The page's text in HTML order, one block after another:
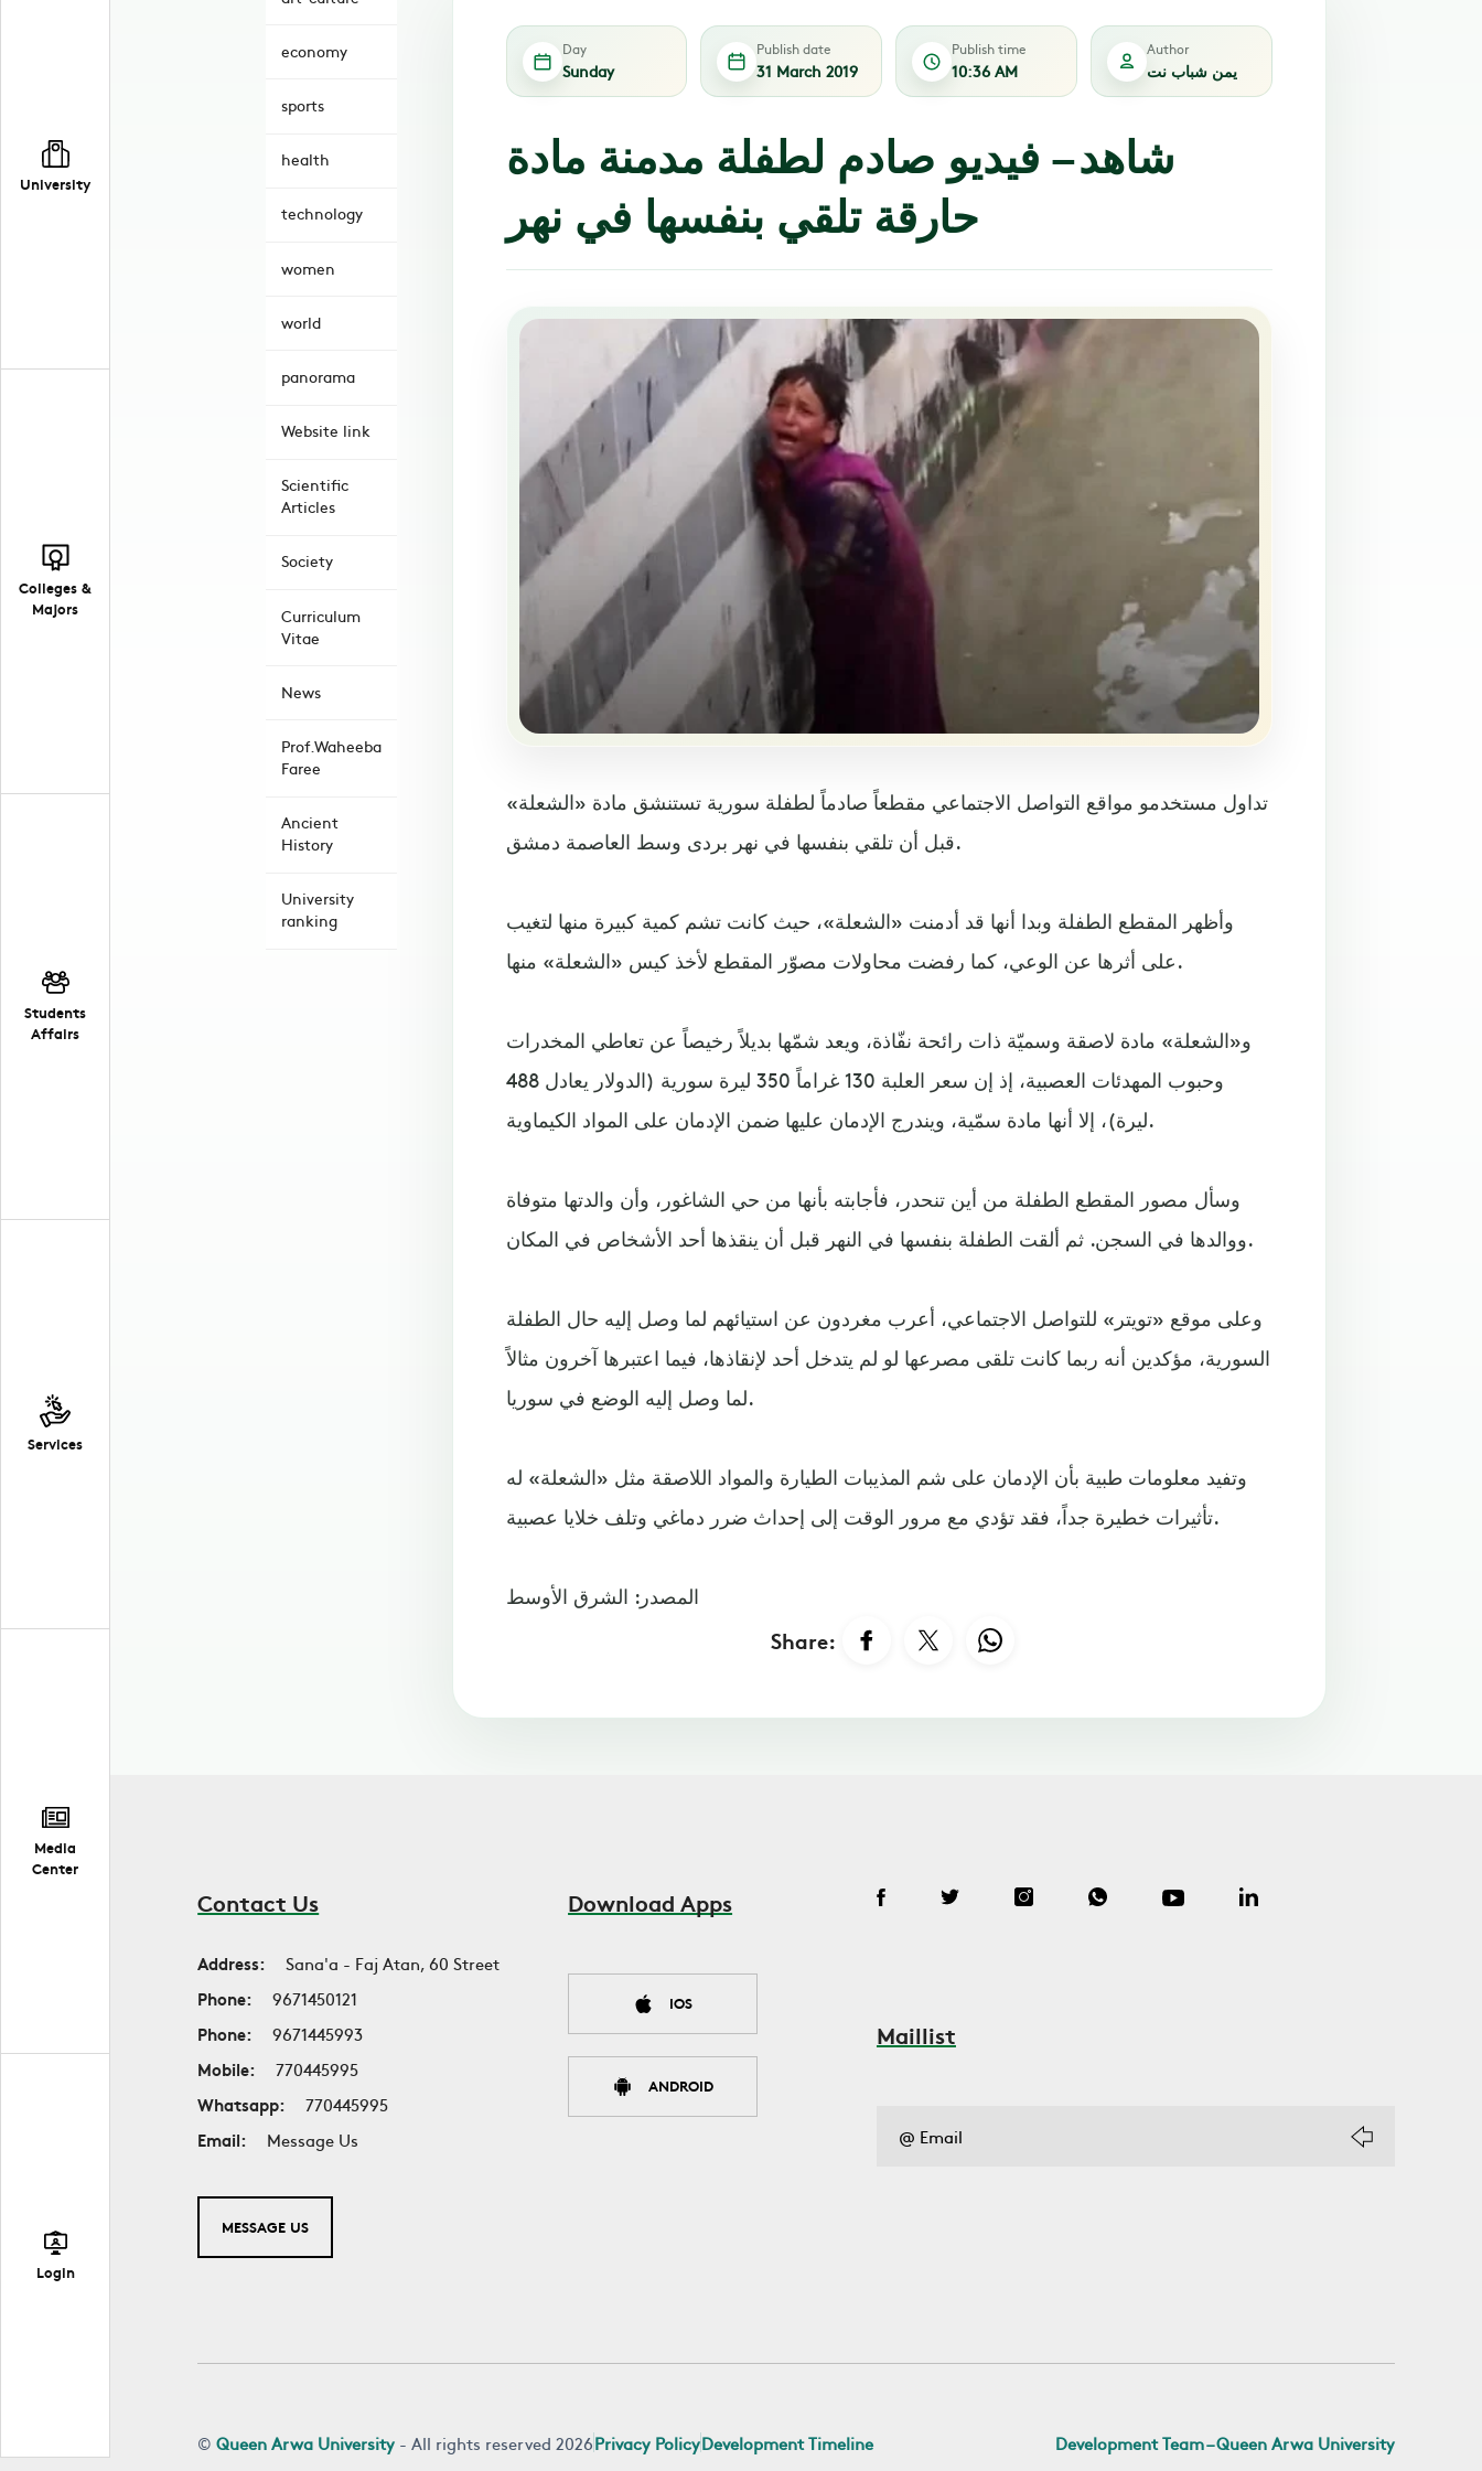
University
Colleges &
Majors
Students
Affairs
Services
Media
Center
Login
economy
sports
health
technology
women
world
panorama
Website link
Scientific
Articles
Society
Curriculum
Vitae
News
Prof.Waheeba
Faree
Ancient
History
University
ranking
Day
Sunday
Publish date
31 March 2019
Publish time
10:36 AM
Author
يمن شباب نت
شاهد – فيديو صادم لطفلة مدمنة مادة
حارقة تلقي بنفسها في نهر
تداول مستخدمو مواقع التواصل الاجتماعي مقطعاً صادماً لطفلة سورية تستنشق مادة «الشعلة»
قبل أن تلقي بنفسها في نهر بردى وسط العاصمة دمشق.
وأظهر المقطع الطفلة وبدا أنها قد أدمنت «الشعلة»، حيث كانت تشم كمية كبيرة منها لتغيب
على أثرها عن الوعي، كما رفضت محاولات مصوّر المقطع لأخذ كيس «الشعلة» منها.
و«الشعلة» مادة لاصقة وسميّة ذات رائحة نفّاذة، ويعد شمّها بديلاً رخيصاً عن تعاطي المخدرات
وحبوب المهدئات العصبية، إذ إن سعر العلبة 130 غراماً 350 ليرة سورية (الدولار يعادل 488
ليرة)، إلا أنها مادة سمّية، ويندرج الإدمان عليها ضمن الإدمان على المواد الكيماوية.
وسأل مصور المقطع الطفلة من أين تنحدر، فأجابته بأنها من حي الشاغور، وأن والدتها متوفاة
ووالدها في السجن. ثم ألقت الطفلة بنفسها في النهر قبل أن ينقذها أحد الأشخاص في المكان.
وعلى موقع «تويتر» للتواصل الاجتماعي، أعرب مغردون عن استيائهم لما وصل إليه حال الطفلة
السورية، مؤكدين أنه ربما كانت تلقى مصرعها لو لم يتدخل أحد لإنقاذها، فيما اعتبرها آخرون مثالاً
لما وصل إليه الوضع في سوريا.
وتفيد معلومات طبية بأن الإدمان على شم المذيبات الطيارة والمواد اللاصقة مثل «الشعلة» له
تأثيرات خطيرة جداً، فقد تؤدي مع مرور الوقت إلى إحداث ضرر دماغي وتلف خلايا عصبية.
المصدر: الشرق الأوسط
Share:
Contact Us
Address:
Sana'a - Faj Atan, 60 Street
Phone:
9671450121
Phone:
9671445993
Mobile:
770445995
Whatsapp:
770445995
Email:
Message Us
MESSAGE US
Download Apps
IOS
ANDROID
Maillist
©Queen Arwa University - All rights reserved 2026Privacy PolicyDevelopment Timeline Development Team – Queen Arwa University